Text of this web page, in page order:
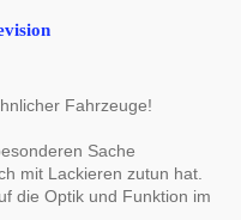
Fahrzeuge!
Sache
mit Lackieren zutun hat.
die Optik und Funktion im